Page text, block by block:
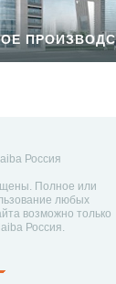
Россия
Полное или
любых
возможно только
Россия.